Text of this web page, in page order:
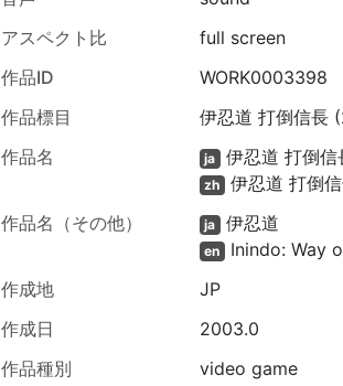
アスペクト比
full screen
作品ID
WORK0003398
作品標目
伊忍道 打倒信長
作品名
ja 伊忍道 打倒信
zh
伊忍道 打倒
作品名（その他）
ja 伊忍道
en
Inindo: Way
作成地
JP
作成日
2003.0
作品種別
video game